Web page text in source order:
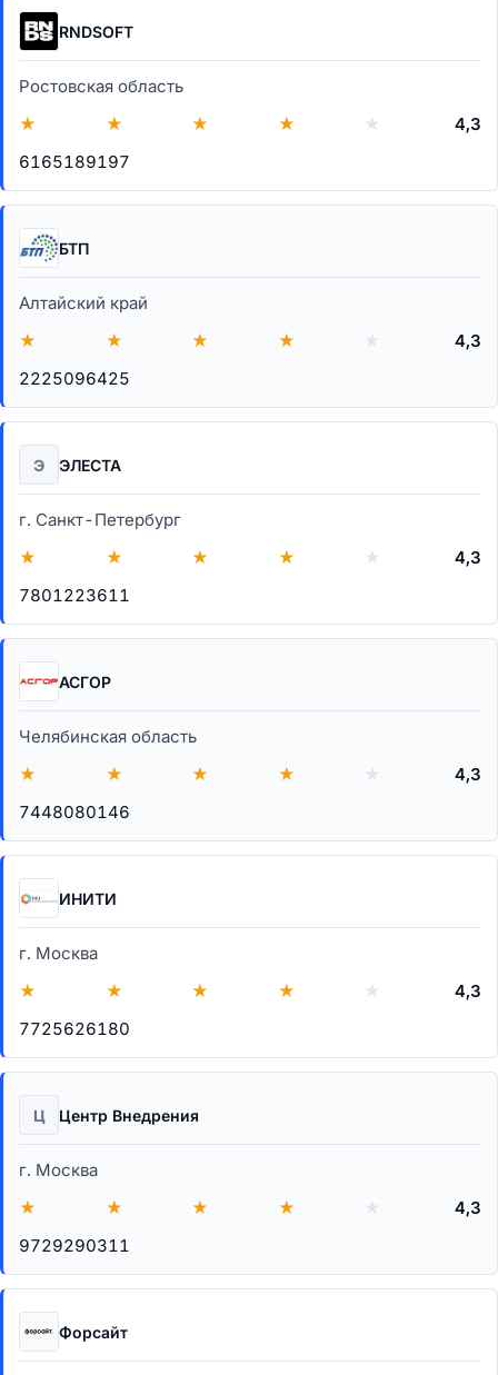
RNDSOFT
Ростовская область
★
★ ★ ★ ★
4,3
6165189197
БТП
Алтайский край
★
★ ★ ★ ★
4,3
2225096425
Э ЭЛЕСТА
г. Санкт-Петербург
★
★ ★ ★ ★
4,3
7801223611
АСГОР
Челябинская область
★
★ ★ ★ ★
4,3
7448080146
ИНИТИ
г. Москва
★
★ ★ ★ ★
4,3
7725626180
Ц Центр Внедрения
г. Москва
★
★ ★ ★ ★
4,3
9729290311
Форсайт